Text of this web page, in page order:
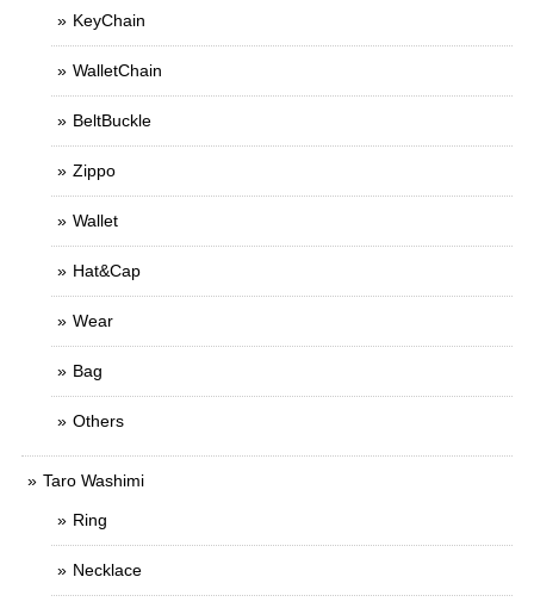
KeyChain
WalletChain
BeltBuckle
Zippo
Wallet
Hat&Cap
Wear
Bag
Others
Taro Washimi
Ring
Necklace